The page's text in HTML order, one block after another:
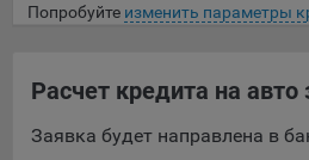
данные о пользователе в случае,
JavaScript).
На сайтах обрабатываются
Попробуйте изменить параметры
Расчет кредита на авто
Заявка будет направлена в